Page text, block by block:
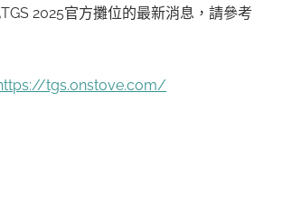
2025官方攤位的最新消息，請參考
tgs.onstove.com/